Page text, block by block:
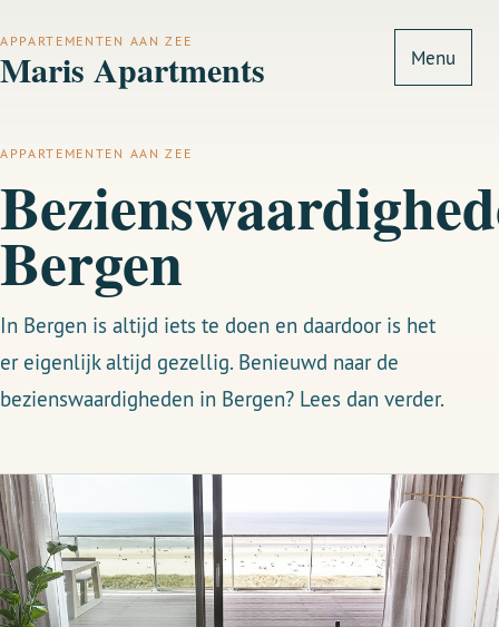
APPARTEMENTEN AAN ZEE
Maris Apartments Menu
APPARTEMENTEN AAN ZEE
Bergen
In Bergen is altijd iets te doen en daardoor is het
er eigenlijk altijd gezellig. Benieuwd naar de
bezienswaardigheden in Bergen? Lees dan verder.